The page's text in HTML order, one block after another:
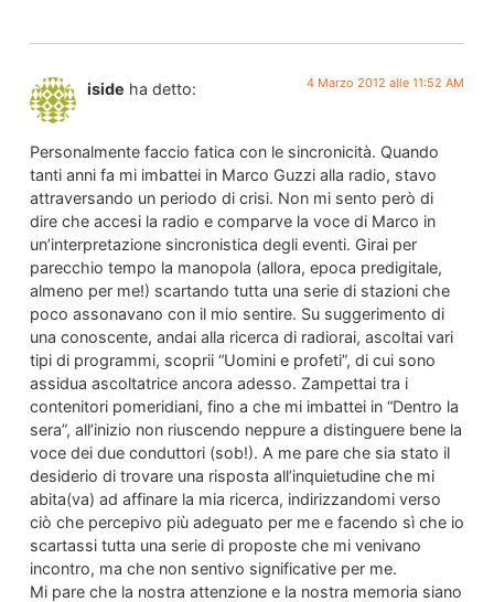
iside ha detto: 4 Marzo 2012 alle 11:52 AM
Personalmente faccio fatica con le sincronicità. Quando
tanti anni fa mi imbattei in Marco Guzzi alla radio, stavo
attraversando un periodo di crisi. Non mi sento però di
dire che accesi la radio e comparve la voce di Marco in
un’interpretazione sincronistica degli eventi. Girai per
parecchio tempo la manopola (allora, epoca predigitale,
almeno per me!) scartando tutta una serie di stazioni che
poco assonavano con il mio sentire. Su suggerimento di
una conoscente, andai alla ricerca di radiorai, ascoltai vari
tipi di programmi, scoprii “Uomini e profeti”, di cui sono
assidua ascoltatrice ancora adesso. Zampettai tra i
contenitori pomeridiani, fino a che mi imbattei in “Dentro la
sera”, all’inizio non riuscendo neppure a distinguere bene la
voce dei due conduttori (sob!). A me pare che sia stato il
desiderio di trovare una risposta all’inquietudine che mi
abita(va) ad affinare la mia ricerca, indirizzandomi verso
ciò che percepivo più adeguato per me e facendo sì che io
scartassi tutta una serie di proposte che mi venivano
incontro, ma che non sentivo significative per me.
Mi pare che la nostra attenzione e la nostra memoria siano